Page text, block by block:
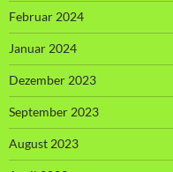
Februar 2024
Januar 2024
Dezember 2023
September 2023
August 2023